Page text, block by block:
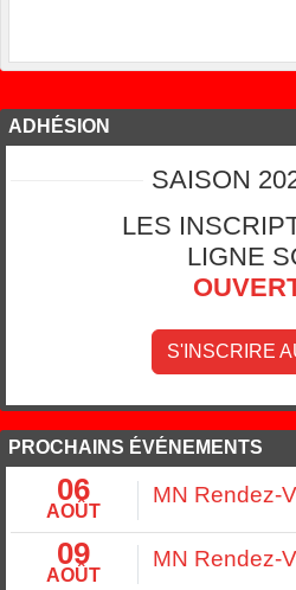
ADHÉSION
SAISON
LES
LIGNE
S'INSCRIRE
PROCHAINS ÉVÉNEMENTS
06
AOÛT
MN Rendez-
09
AOÛT
MN Rendez-